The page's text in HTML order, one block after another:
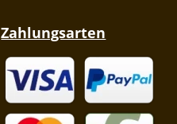
Zahlungsarten